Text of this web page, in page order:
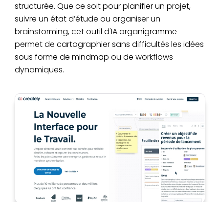
structurée. Que ce soit pour planifier un projet,
suivre un état d’étude ou organiser un
brainstorming, cet outil d'IA organigramme
permet de cartographier sans difficultés les idées
sous forme de mindmap ou de workflows
dynamiques.